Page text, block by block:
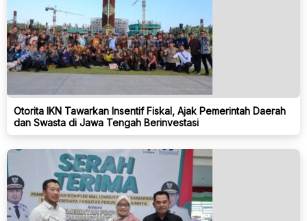
Otorita IKN Tawarkan Insentif Fiskal, Ajak Pemerintah Daerah
dan Swasta di Jawa Tengah Berinvestasi